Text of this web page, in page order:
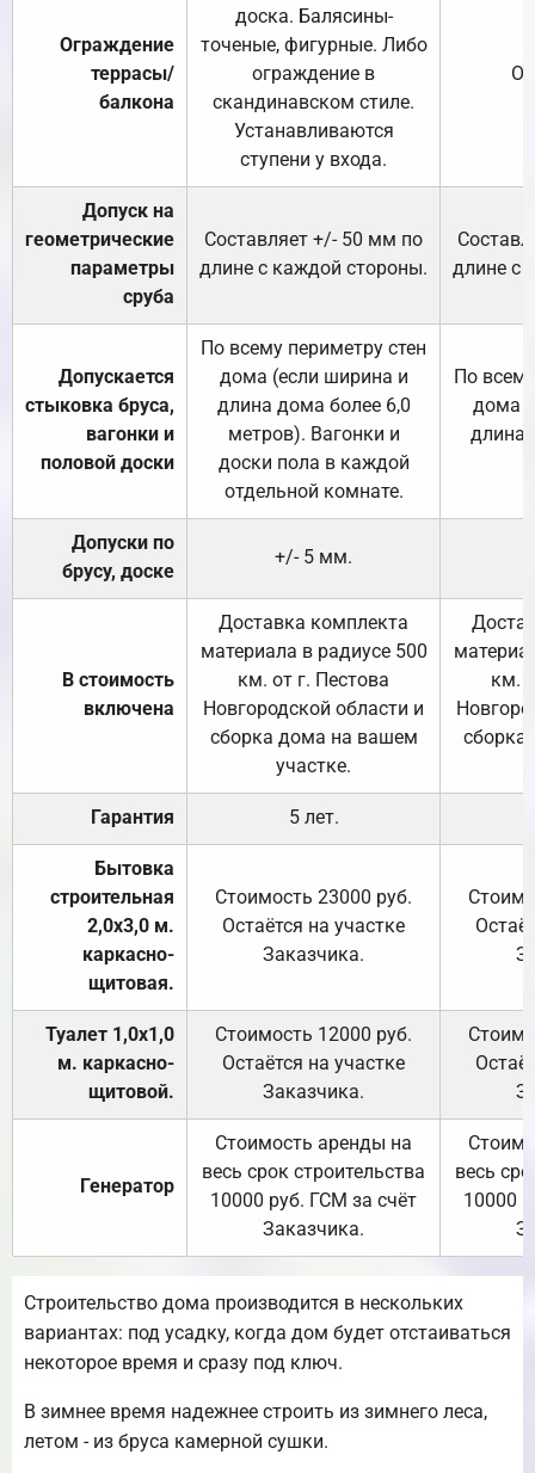
Ограждение
террасы/
балкона
доска. Балясины-
точеные, фигурные. Либо
ограждение в
скандинавском стиле.
Устанавливаются
ступени у входа.
Допуск на
геометрические
параметры
сруба
Составляет +/- 50 мм по
длине с каждой стороны.
длине с
Допускается
стыковка бруса,
вагонки и
половой доски
По всему периметру стен
дома (если ширина и
длина дома более 6,0
метров). Вагонки и
доски пола в каждой
отдельной комнате.
По
дома
длина
Допуски по
брусу, доске
+/- 5 мм.
В стоимость
включена
Доставка комплекта
материала в радиусе 500
км. от г. Пестова
Новгородской области и
сборка дома на вашем
участке.
км.
Гарантия 5 лет.
Бытовка
строительная
2,0х3,0 м.
каркасно-
щитовая.
Стоимость 23000 руб.
Остаётся на участке
Заказчика.
Туалет 1,0х1,0
м. каркасно-
щитовой.
Стоимость 12000 руб.
Остаётся на участке
Заказчика.
Генератор
Стоимость аренды на
весь срок строительства
10000 руб. ГСМ за счёт
Заказчика.
весь
10000
Строительство дома производится в нескольких
вариантах: под усадку, когда дом будет отстаиваться
некоторое время и сразу под ключ.
В зимнее время надежнее строить из зимнего леса,
летом - из бруса камерной сушки.